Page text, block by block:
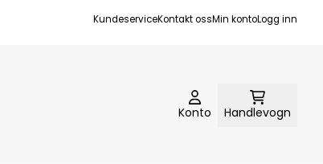
KundeserviceKontakt ossMin kontoLogg inn
Konto Handlevogn